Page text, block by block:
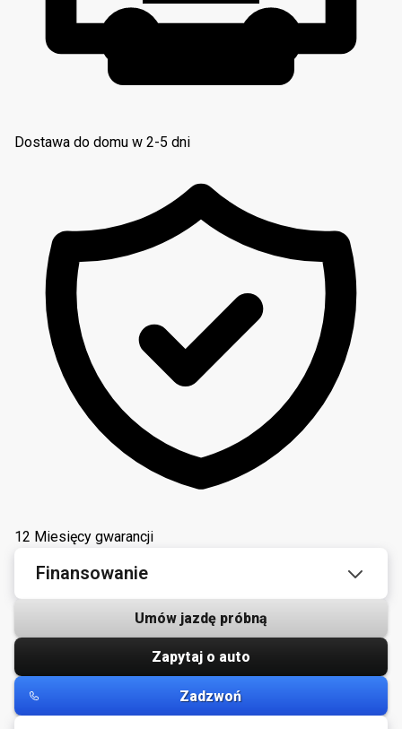
Dostawa do domu w 2-5 dni
12 Miesięcy gwarancji
Finansowanie
Umów jazdę próbną
Zapytaj o auto
Zadzwoń